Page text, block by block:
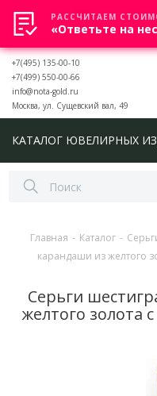
+7(495) 135-00-10
+7(499) 550-00-66
info@nota-gold.ru
Москва, ул. Сущевский вал, 49
КАТАЛОГ ЮВЕЛИРНЫХ
Главная - Каталог -
карандаши из желтого
Серьги
желтого золота
РАССЧИТАЕМ
«Ответьте на